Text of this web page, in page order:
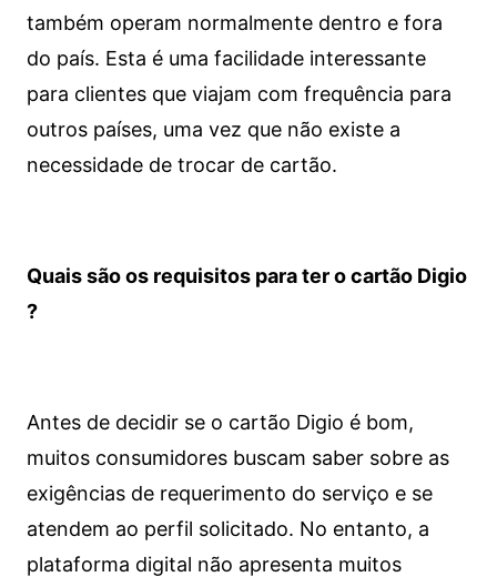
também operam normalmente dentro e fora
do país. Esta é uma facilidade interessante
para clientes que viajam com frequência para
outros países, uma vez que não existe a
necessidade de trocar de cartão.
Quais são os requisitos para ter o cartão Digio
?
Antes de decidir se o cartão Digio é bom,
muitos consumidores buscam saber sobre as
exigências de requerimento do serviço e se
atendem ao perfil solicitado. No entanto, a
plataforma digital não apresenta muitos